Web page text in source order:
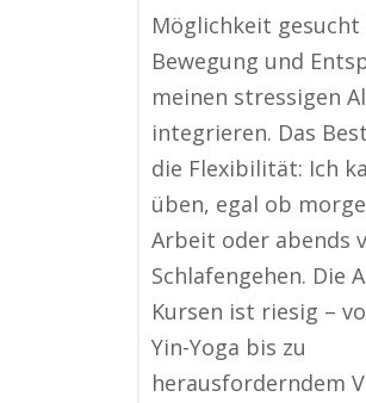
Möglichkeit gesucht
Bewegung und
meinen stressigen
integrieren. Das
die Flexibilität: Ich
üben, egal ob
Arbeit oder abends
Schlafengehen. Die
Kursen ist riesig –
Yin-Yoga bis zu
herausforderndem